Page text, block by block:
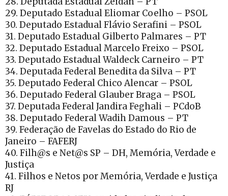
29. Deputado Estadual Eliomar Coelho – PSOL
30. Deputado Estadual Flávio Serafini – PSOL
31. Deputado Estadual Gilberto Palmares – PT
32. Deputado Estadual Marcelo Freixo – PSOL
33. Deputado Estadual Waldeck Carneiro – PT
34. Deputada Federal Benedita da Silva – PT
35. Deputado Federal Chico Alencar – PSOL
36. Deputado Federal Glauber Braga – PSOL
37. Deputada Federal Jandira Feghali – PCdoB
38. Deputado Federal Wadih Damous – PT
39. Federação de Favelas do Estado do Rio de
Janeiro – FAFERJ
40. Filh@s e Net@s SP – DH, Memória, Verdade e
Justiça
41. Filhos e Netos por Memória, Verdade e Justiça
RJ